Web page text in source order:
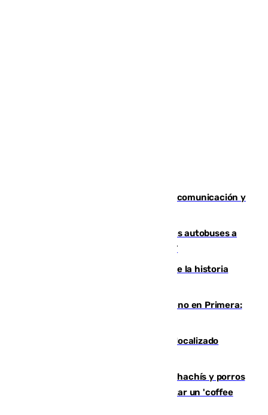
Fallece Carlos Telmo, histórico de la comunicación y
Málaga destinará 34 nuevos grandes autobuses a
las líneas de mayor ocupación de la EMT
El segundo mes de julio más cálido de la historia
Las ganas de Larrubia ante su estreno en Primera:
Muere un joven de 21 años tras ser localizado
Cae una red que vendía marihuana, hachís y porros
en Marbella: cinco detenidos por regentar un 'coffee